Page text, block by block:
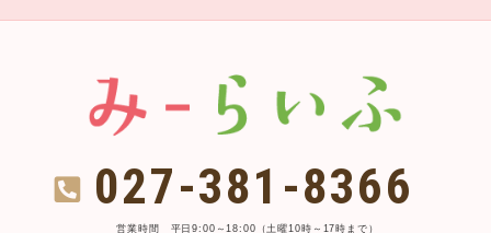
027-381-8366
営業時間 平日9:00～18:00（土曜10時～17時まで）